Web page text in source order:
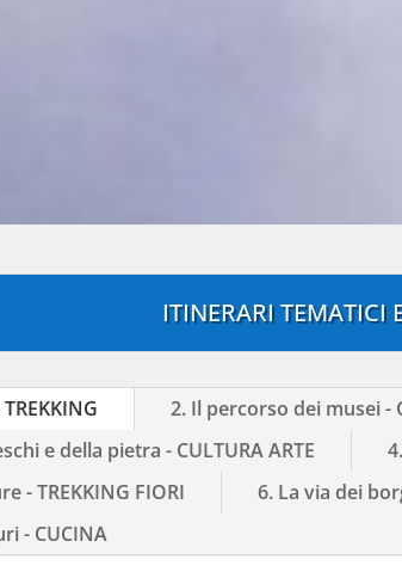
ITINERARI TEMATICI
2. Il percorso dei musei -
e della pietra - CULTURA ARTE
- TREKKING FIORI
6. La via dei
- CUCINA